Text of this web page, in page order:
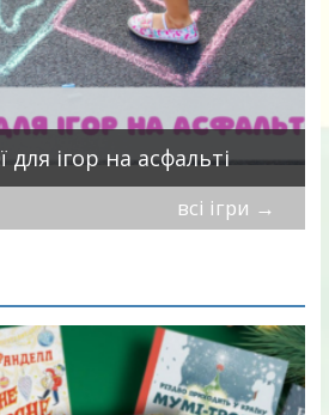
для ігор на асфальті
всі ігри →